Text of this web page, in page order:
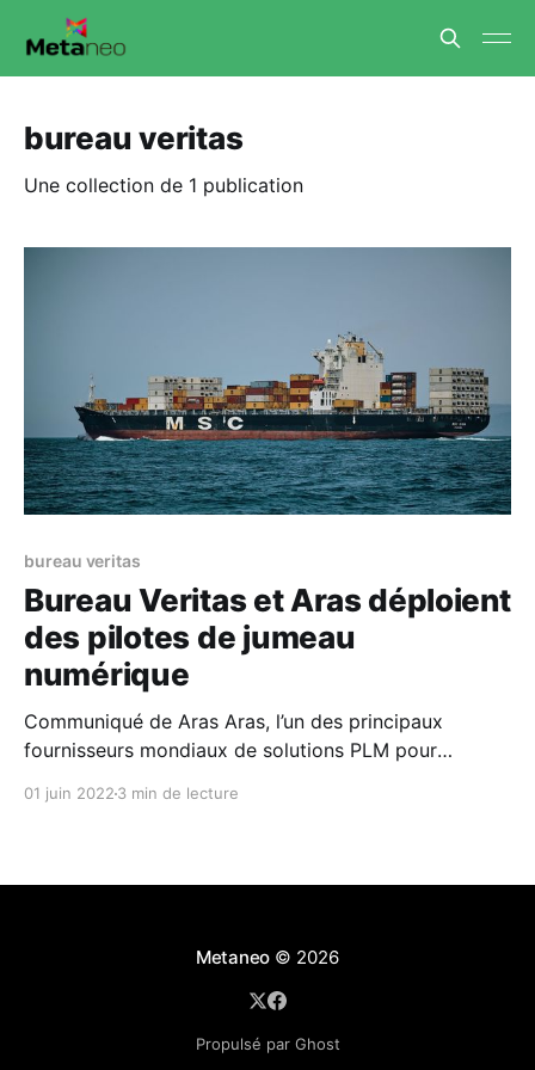
bureau veritas
Une collection de 1 publication
bureau veritas
Bureau Veritas et Aras déploient
des pilotes de jumeau
numérique
Communiqué de Aras Aras, l’un des principaux
fournisseurs mondiaux de solutions PLM pour
complexes, et Bureau Veritas, l'une des principales
01 juin 2022 3 min de lecture
Metaneo © 2026
Propulsé par Ghost